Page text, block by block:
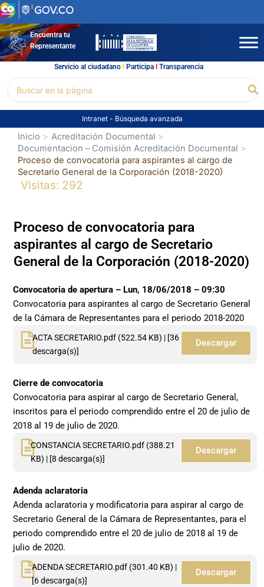
Ir
al
contenidoEncuentra tu
Representante
Servicio al ciudadano l Participal Transparencia
por:
Intranet - Búsqueda avanzada
Inicio
Acreditación Documental
Documentacion – Comisión Acreditación Documental
Proceso de convocatoria para aspirantes al cargo de
Secretario General de la Corporación (2018-2020)
Visitas: 292
Proceso de convocatoria para
aspirantes al cargo de Secretario
General de la Corporación (2018-2020)
Convocatoria de apertura – Lun, 18/06/2018 – 09:30
Convocatoria para aspirantes al cargo de Secretario General
de la Cámara de Representantes para el periodo 2018-2020
ACTA SECRETARIO.pdf (522.54 KB) | [36
descarga(s)]
Descargar
Cierre de convocatoria
Convocatoria para aspirar al cargo de Secretario General,
inscritos para el periodo comprendido entre el 20 de julio de
2018 al 19 de julio de 2020.
CONSTANCIA SECRETARIO.pdf (388.21
KB) | [8 descarga(s)]
Descargar
Adenda aclaratoria
Adenda aclaratoria y modificatoria para aspirar al cargo de
Secretario General de la Cámara de Representantes, para el
periodo comprendido entre el 20 de julio de 2018 al 19 de
julio de 2020.
ADENDA SECRETARIO.pdf (301.40 KB) |
[6 descarga(s)]
Descargar